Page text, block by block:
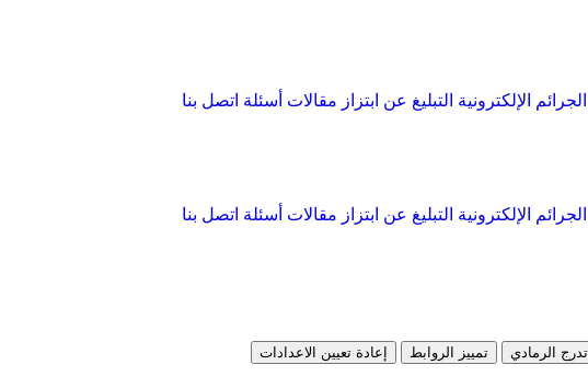
الإلكترونية التبليغ عن ابتزاز مقالات أسئلة اتصل بنا
الإلكترونية التبليغ عن ابتزاز مقالات أسئلة اتصل بنا
تدرج الرمادي تمييز الروابط إعادة تعيين الاعدادات